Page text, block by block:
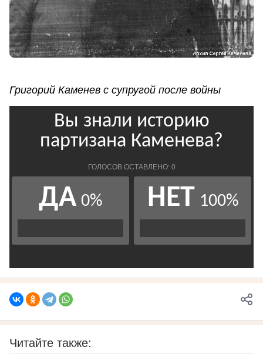
Григорий Каменев с супругой после войны
Читайте также: